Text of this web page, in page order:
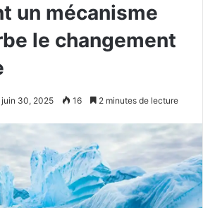
un mécanisme
le changement
juin 30, 2025 16 2 minutes de lecture